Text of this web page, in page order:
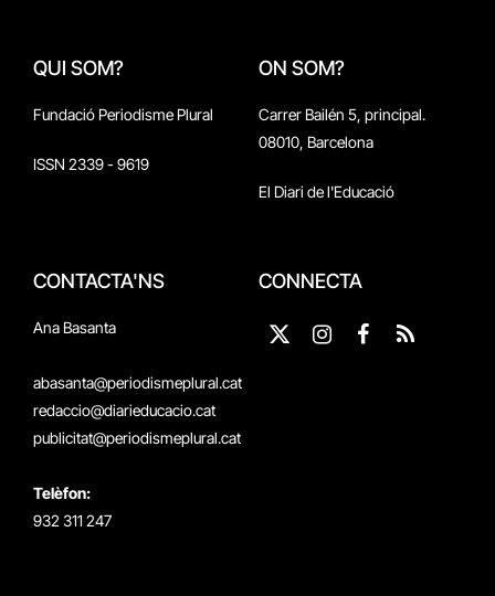
QUI SOM?
Fundació Periodisme Plural
ISSN 2339 - 9619
ON SOM?
Carrer Bailén 5, principal.
08010, Barcelona
El Diari de l'Educació
CONTACTA'NS
Ana Basanta
abasanta@periodismeplural.cat
redaccio@diarieducacio.cat
publicitat@periodismeplural.cat
Telèfon:
932 311 247
CONNECTA
X
Instagram
Facebook
RSS